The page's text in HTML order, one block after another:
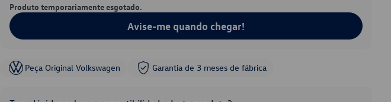
Produto temporariamente esgotado.
Avise-me quando chegar!
Peça Original Volkswagen Garantia de 3 meses de fábrica